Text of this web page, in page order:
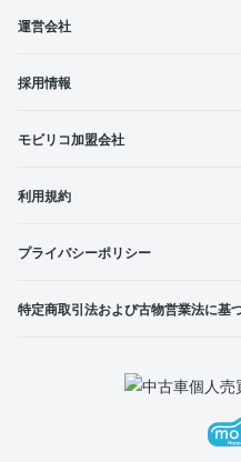
運営会社
採用情報
モビリコ加盟会社
利用規約
プライバシーポリシー
特定商取引法および古物営業法に基